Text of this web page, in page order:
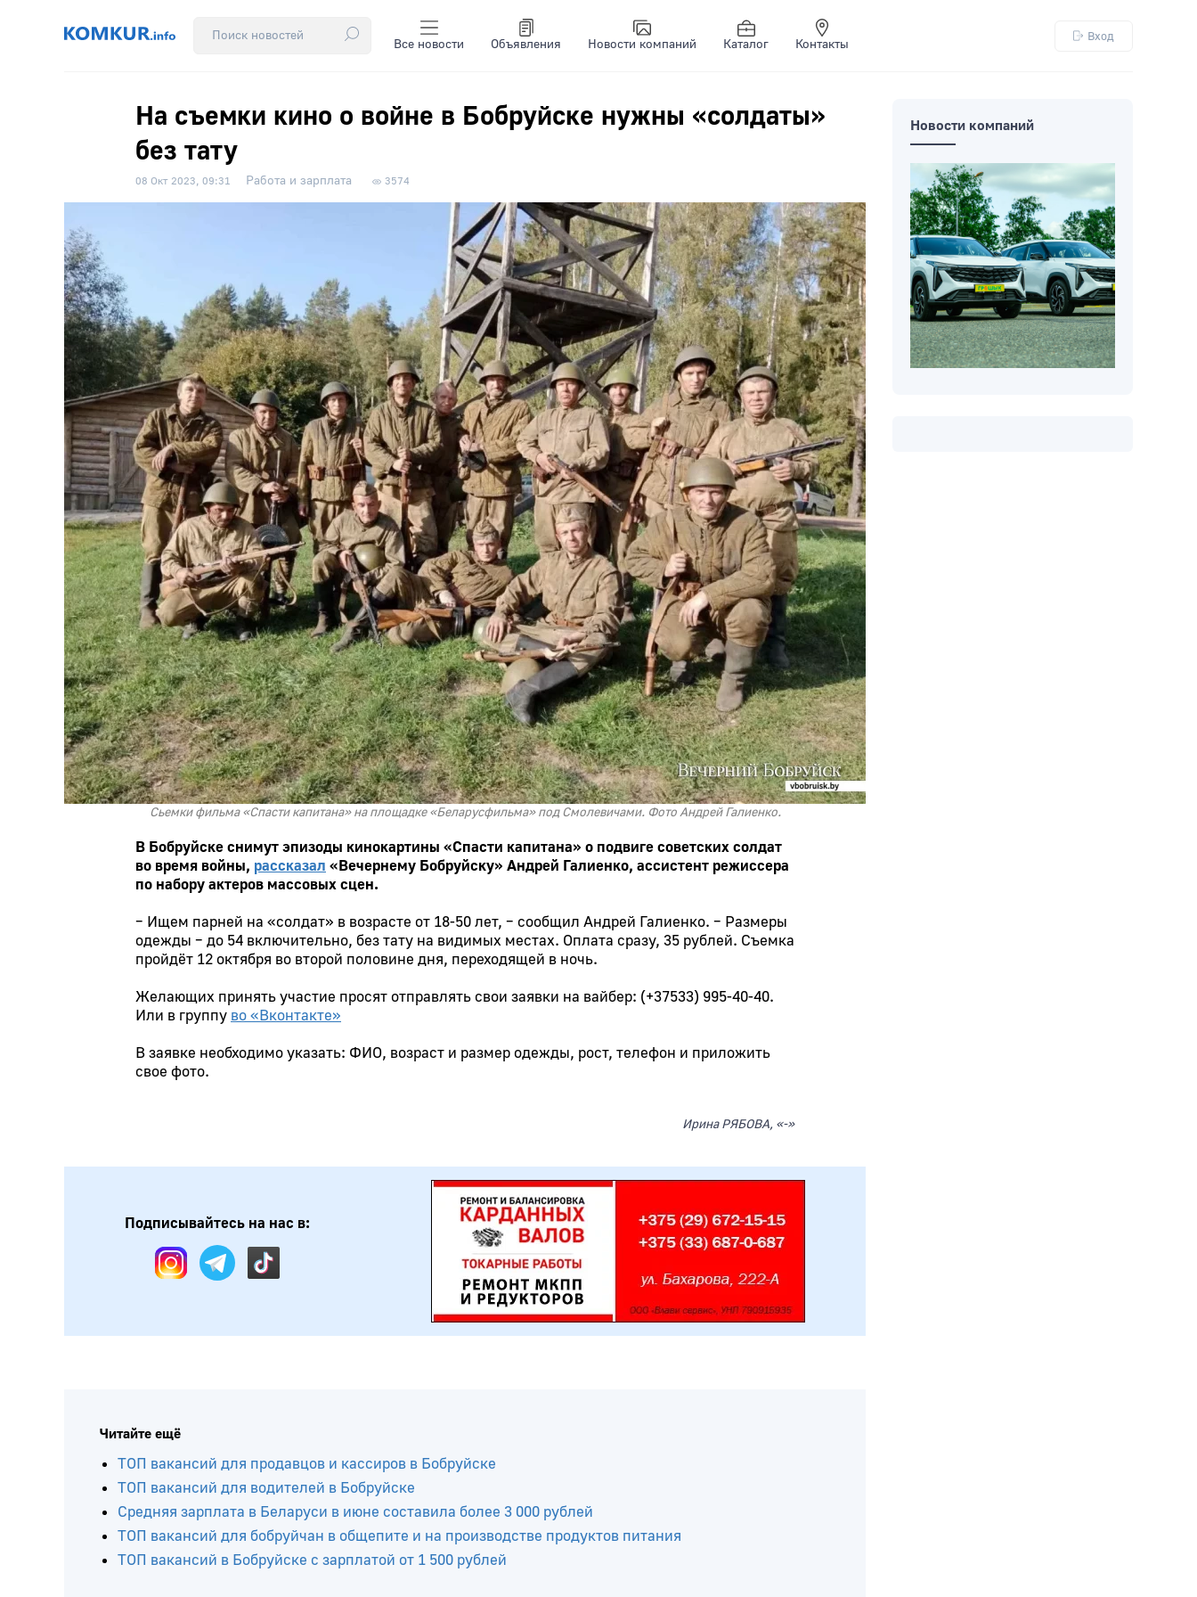
Все новости Объявления Новости компаний Каталог Контакты
Вход
На съемки кино о войне в Бобруйске нужны «солдаты»
без тату
08 Окт 2023, 09:31 Работа и зарплата 3574
Сьемки фильма «Спасти капитана» на площадке «Беларусфильма» под Смолевичами. Фото Андрей Галиенко.
В Бобруйске снимут эпизоды кинокартины «Спасти капитана» о подвиге советских солдат
во время войны, рассказал «Вечернему Бобруйску» Андрей Галиенко, ассистент режиссера
по набору актеров массовых сцен.
– Ищем парней на «солдат» в возрасте от 18-50 лет, – сообщил Андрей Галиенко. – Размеры
одежды – до 54 включительно, без тату на видимых местах. Оплата сразу, 35 рублей. Съемка
пройдёт 12 октября во второй половине дня, переходящей в ночь.
Желающих принять участие просят отправлять свои заявки на вайбер: (+37533) 995-40-40.
Или в группу во «Вконтакте»
В заявке необходимо указать: ФИО, возраст и размер одежды, рост, телефон и приложить
свое фото.
Ирина РЯБОВА, «-»
Подписывайтесь на нас в:
Читайте ещё
ТОП вакансий для продавцов и кассиров в Бобруйске
ТОП вакансий для водителей в Бобруйске
Средняя зарплата в Беларуси в июне составила более 3 000 рублей
ТОП вакансий для бобруйчан в общепите и на производстве продуктов питания
ТОП вакансий в Бобруйске с зарплатой от 1 500 рублей
Новости компаний